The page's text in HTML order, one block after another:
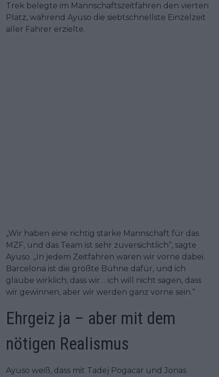
Trek belegte im Mannschaftszeitfahren den vierten
Platz, während Ayuso die siebtschnellste Einzelzeit
aller Fahrer erzielte.
„Wir haben eine richtig starke Mannschaft für das
MZF, und das Team ist sehr zuversichtlich“, sagte
Ayuso. „In jedem Zeitfahren waren wir vorne dabei.
Barcelona ist die größte Bühne dafür, und ich
glaube wirklich, dass wir… ich will nicht sagen, dass
wir gewinnen, aber wir werden ganz vorne sein.“
Ehrgeiz ja – aber mit dem
nötigen Realismus
Ayuso weiß, dass mit Tadej Pogacar und Jonas